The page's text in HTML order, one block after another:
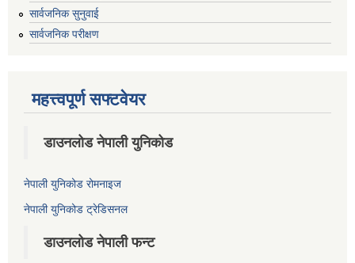
सार्वजनिक सुनुवाई
सार्वजनिक परीक्षण
महत्त्वपूर्ण सफ्टवेयर
डाउनलोड नेपाली युनिकोड
नेपाली युनिकोड रोमनाइज
नेपाली युनिकोड ट्रेडिसनल
डाउनलोड नेपाली फन्ट